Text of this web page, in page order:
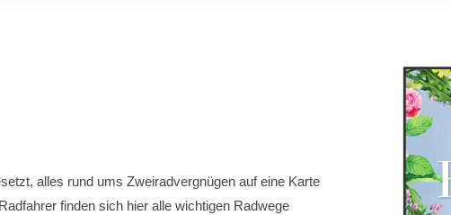
alles rund ums Zweiradvergnügen auf eine Karte
finden sich hier alle wichtigen Radwege